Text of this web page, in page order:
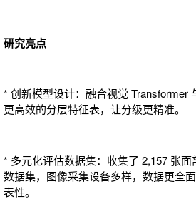
研究亮点
* 创新模型设计：融合视觉 Transformer
更高效的分层特征表，让分级更精准。
* 多元化评估数据集：收集了 2,157 张
数据集，图像采集设备多样，数据更全
表性。